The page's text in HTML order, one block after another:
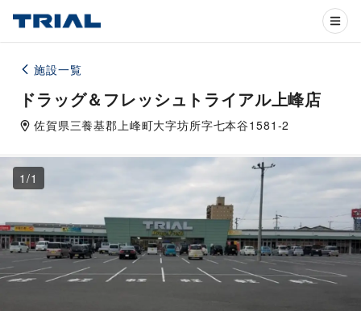
施設一覧
ドラッグ＆フレッシュトライアル上峰店
佐賀県三養基郡上峰町大字坊所字七本谷1581-2
1 /1